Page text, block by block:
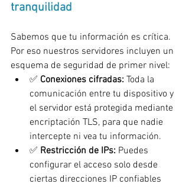
tranquilidad
Sabemos que tu información es crítica.
Por eso nuestros servidores incluyen un
esquema de seguridad de primer nivel:
✅ Conexiones cifradas: Toda la
comunicación entre tu dispositivo y
el servidor está protegida mediante
encriptación TLS, para que nadie
intercepte ni vea tu información.
✅ Restricción de IPs: Puedes
configurar el acceso solo desde
ciertas direcciones IP confiables